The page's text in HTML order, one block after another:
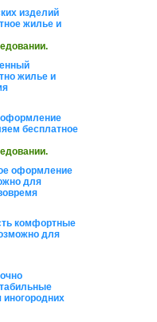
изделий
жилье и
жилье и
бесплатное
оформление
для
комфортные
для